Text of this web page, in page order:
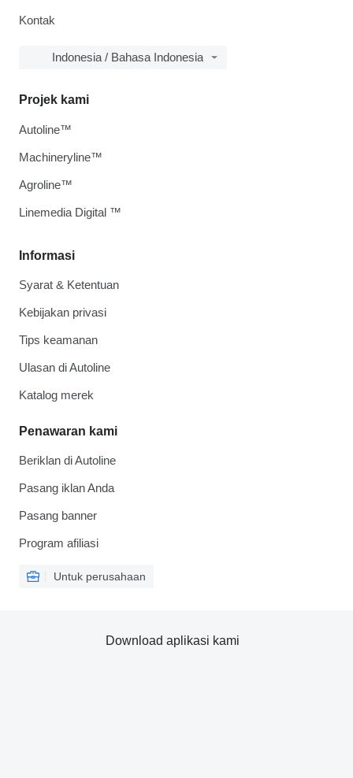
Kontak
Indonesia / Bahasa Indonesia
Informasi
Syarat & Ketentuan
Kebijakan privasi
Tips keamanan
Ulasan di Autoline
Katalog merek
Penawaran kami
Beriklan di Autoline
Pasang iklan Anda
Pasang banner
Program afiliasi
Untuk perusahaan
Projek kami
Autoline™
Machineryline™
Agroline™
Linemedia Digital ™
Download aplikasi kami